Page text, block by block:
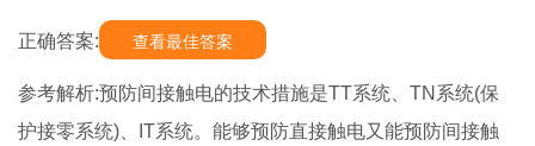
正确答案: 查看最佳答案
参考解析:预防间接触电的技术措施是TT系统、TN系统(保
护接零系统)、IT系统。能够预防直接触电又能预防间接触